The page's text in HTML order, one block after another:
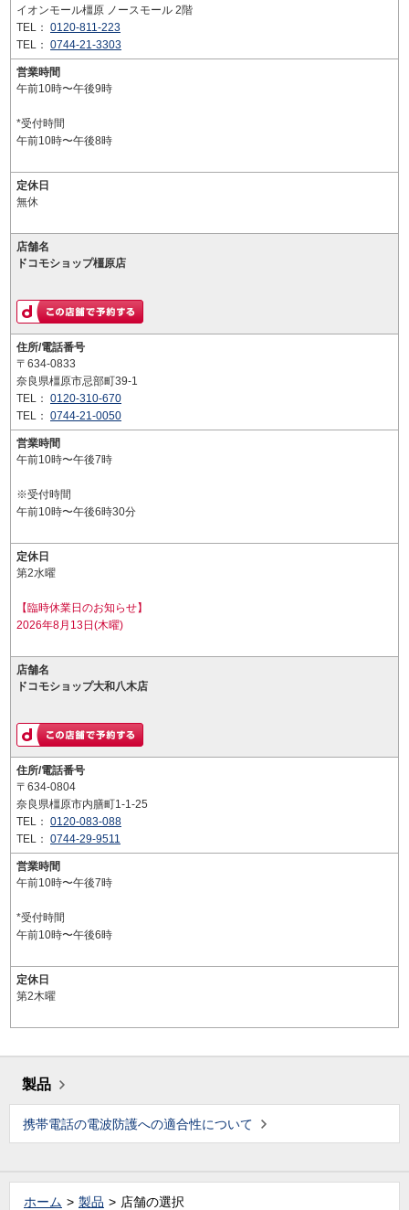
イオンモール橿原 ノースモール 2階
TEL： 0120-811-223
TEL： 0744-21-3303
営業時間
午前10時〜午後9時
*受付時間
午前10時〜午後8時
定休日
無休
店舗名
ドコモショップ橿原店
住所/電話番号
〒634-0833
奈良県橿原市忌部町39-1
TEL： 0120-310-670
TEL： 0744-21-0050
営業時間
午前10時〜午後7時
※受付時間
午前10時〜午後6時30分
定休日
第2水曜
【臨時休業日のお知らせ】
2026年8月13日(木曜)
店舗名
ドコモショップ大和八木店
住所/電話番号
〒634-0804
奈良県橿原市内膳町1-1-25
TEL： 0120-083-088
TEL： 0744-29-9511
営業時間
午前10時〜午後7時
*受付時間
午前10時〜午後6時
定休日
第2木曜
製品
携帯電話の電波防護への適合性について
ホーム 製品 店舗の選択